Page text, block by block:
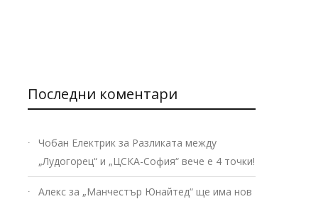
Последни коментари
Чобан Електрик за Разликата между
„Лудогорец“ и „ЦСКА-София“ вече е 4 точки!
Алекс за „Манчестър Юнайтед“ ще има нов